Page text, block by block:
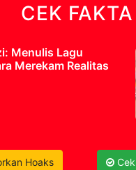
CEK FAKTA
Menulis Lagu
Merekam Realitas
Hoaks Cek